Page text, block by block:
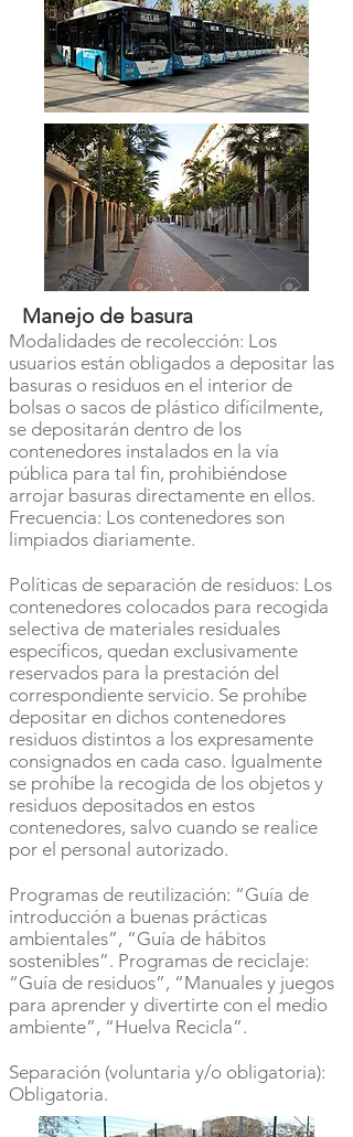
Manejo de basura
Modalidades de recolección: Los
usuarios están obligados a depositar las
basuras o residuos en el interior de
bolsas o sacos de plástico difícilmente,
se depositarán dentro de los
contenedores instalados en la vía
pública para tal fin, prohibiéndose
arrojar basuras directamente en ellos.
Frecuencia: Los contenedores son
limpiados diariamente.
Políticas de separación de residuos: Los
contenedores colocados para recogida
selectiva de materiales residuales
específicos, quedan exclusivamente
reservados para la prestación del
correspondiente servicio. Se prohíbe
depositar en dichos contenedores
residuos distintos a los expresamente
consignados en cada caso. Igualmente
se prohíbe la recogida de los objetos y
residuos depositados en estos
contenedores, salvo cuando se realice
por el personal autorizado.
Programas de reutilización: “Guía de
introducción a buenas prácticas
ambientales”, “Guía de hábitos
sostenibles”. Programas de reciclaje:
“Guía de residuos”, “Manuales y juegos
para aprender y divertirte con el medio
ambiente”, “Huelva Recicla”.
Separación (voluntaria y/o obligatoria):
Obligatoria.